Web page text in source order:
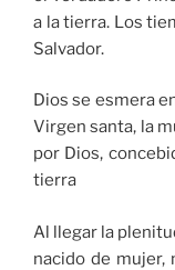
a la tierra. Los
Salvador.
Dios se esmera
Virgen santa, la
por Dios,
tierra
Al llegar la
nacido de mujer,